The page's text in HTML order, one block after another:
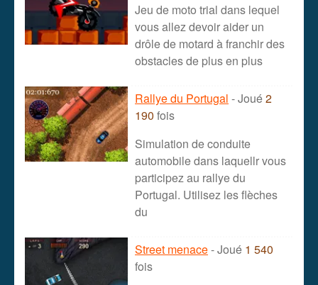
Jeu de moto trial dans lequel
vous allez devoir aider un
drôle de motard à franchir des
obstacles de plus en plus
Rallye du Portugal - Joué2
190 fois
Simulation de conduite
automobile dans laquellr vous
participez au rallye du
Portugal. Utilisez les flèches
du
Street menace- Joué 1 540
fois